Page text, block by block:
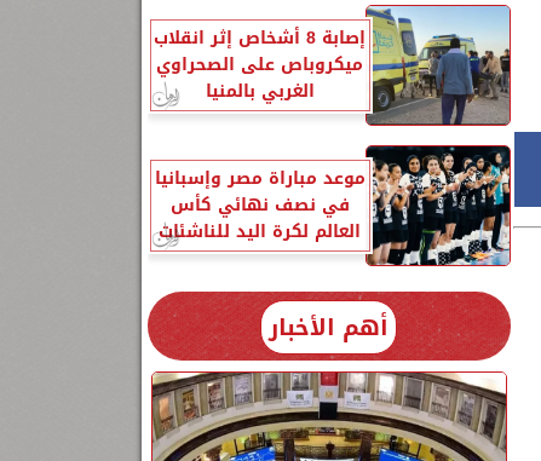
إصابة 8 أشخاص إثر انقلاب
ميكروباص على الصحراوي
الغربي بالمنيا
موعد مباراة مصر وإسبانيا
في نصف نهائي كأس
العالم لكرة اليد للناشئات
أهم الأخبار